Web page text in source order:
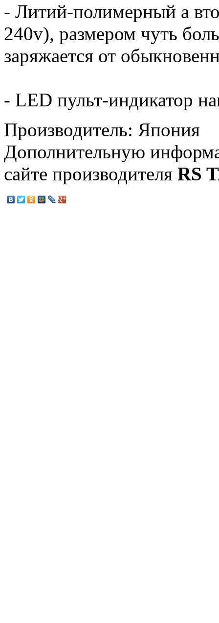
- Литий-полимерный а
240v), размером чуть
заряжается от
- LED пульт-индикатор
Производитель: Япония
Дополнительную
сайте производителя RS